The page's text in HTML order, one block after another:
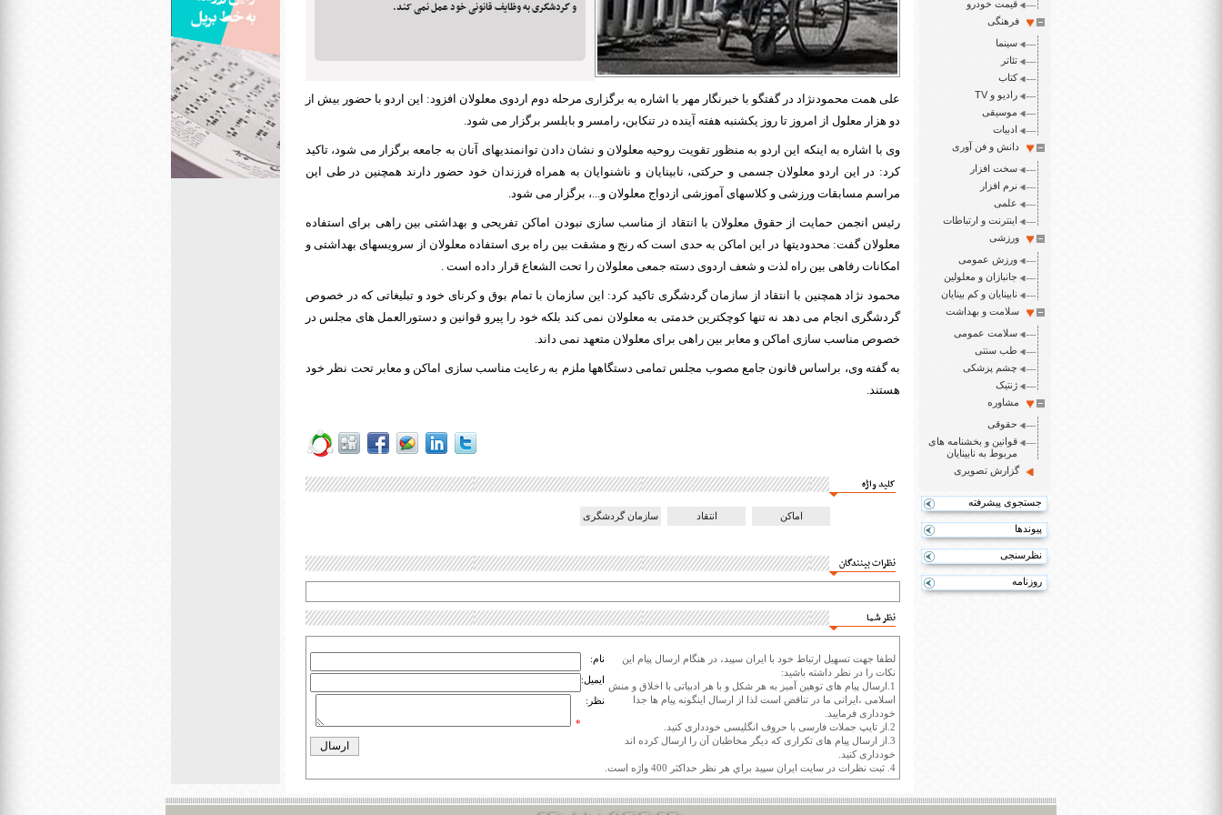
قیمت خودرو
فرهنگی
سینما
تئاتر
کتاب
رادیو و TV
موسیقی
ادبیات
دانش و فن آوری
سخت افزار
نرم افزار
علمی
اینترنت و ارتباطات
ورزشی
ورزش عمومی
جانبازان و معلولین
نابینایان و کم بینایان
سلامت و بهداشت
سلامت عمومی
طب سنتی
چشم پزشکی
ژنتیک
مشاوره
حقوقی
قوانین و بخشنامه های
مربوط به نابینایان
گزارش تصویری
جستجوی پیشرفته
پیوندها
نظرسنجی
روزنامه
و گردشگری به وظایف قانونی خود عمل نمی کند.
علی همت محمودنژاد در گفتگو با خبرنگار مهر با اشاره به برگزاری مرحله دوم اردوی معلولان افزود: این اردو با حضور بیش از
دو هزار معلول از امروز تا روز یکشنبه هفته آینده در تنکابن، رامسر و بابلسر برگزار می شود.
وی با اشاره به اینکه این اردو به منظور تقویت روحیه معلولان و نشان دادن توانمندیهای آنان به جامعه برگزار می شود، تاکید
کرد: در این اردو معلولان جسمی و حرکتی، نابینایان و ناشنوایان به همراه فرزندان خود حضور دارند همچنین در طی این
مراسم مسابقات ورزشی و کلاسهای آموزشی ازدواج معلولان و...، برگزار می شود.
رئیس انجمن حمایت از حقوق معلولان با انتقاد از مناسب سازی نبودن اماکن تفریحی و بهداشتی بین راهی برای استفاده
معلولان گفت: محدودیتها در این اماکن به حدی است که رنج و مشقت بین راه بری استفاده معلولان از سرویسهای بهداشتی و
امکانات رفاهی بین راه لذت و شعف اردوی دسته جمعی معلولان را تحت الشعاع قرار داده است .
محمود نژاد همچنین با انتقاد از سازمان گردشگری تاکید کرد: این سازمان با تمام بوق و کرنای خود و تبلیغاتی که در خصوص
گردشگری انجام می دهد نه تنها کوچکترین خدمتی به معلولان نمی کند بلکه خود را پیرو قوانین و دستورالعمل های مجلس در
خصوص مناسب سازی اماکن و معابر بین راهی برای معلولان متعهد نمی داند.
به گفته وی، براساس قانون جامع مصوب مجلس تمامی دستگاهها ملزم به رعایت مناسب سازی اماکن و معابر تحت نظر خود
هستند.
کلید واژه
اماکن انتقاد سازمان گردشگری
نظرات بینندگان
نظر شما
لطفا جهت تسهیل ارتباط خود با ایران سپید، در هنگام ارسال پیام این
نکات را در نظر داشته باشید:
1.ارسال پیام های توهین آمیز به هر شکل و با هر ادبیاتی با اخلاق و منش
اسلامی ،ایرانی ما در تناقض است لذا از ارسال اینگونه پیام ها جدا
خودداری فرمایید.
2.از تایپ جملات فارسی با حروف انگلیسی خودداری کنید.
3.از ارسال پیام های تکراری که دیگر مخاطبان آن را ارسال کرده اند
خودداری کنید.
4. ثبت نظرات در سايت ايران سپيد براي هر نظر حداکثر 400 واژه است.
نام:
ایمیل:
نظر:
*